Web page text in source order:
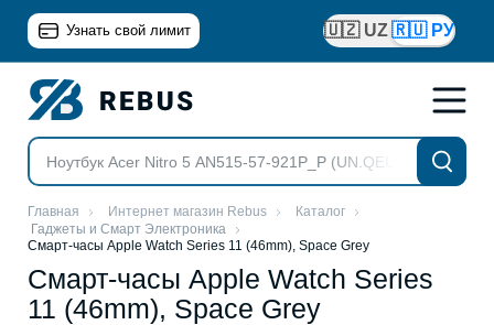
Узнать свой лимит 🇺🇿 UZ🇷🇺 РУ
Главная Интернет магазин Rebus
Каталог
Гаджеты и Смарт Электроника
Смарт-часы Apple Watch Series 11 (46mm), Space Grey
Смарт-часы Apple Watch Series
11 (46mm), Space Grey